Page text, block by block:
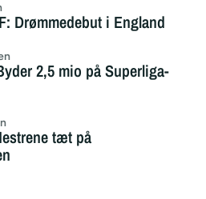
Drømmedebut i England
2,5 mio på Superliga-
tæt på